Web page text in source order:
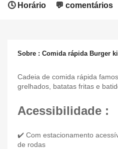
🕓 Horário 💬 comentários
Sobre : Comida rápida Burger
Cadeia de comida rápida
grelhados, batatas fritas e
Acessibilidade :
✔️ Com estacionamento
de rodas